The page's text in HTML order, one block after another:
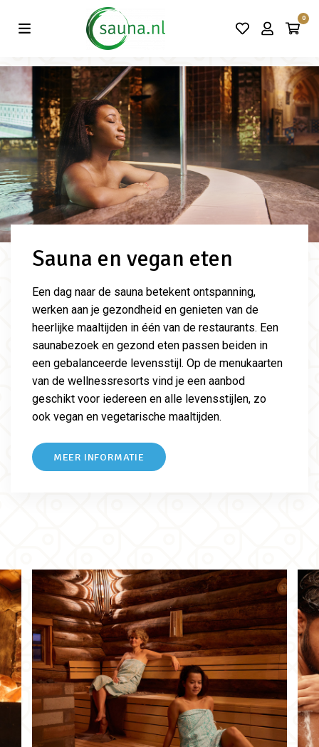
0
Vind de beste acties in één klik!
Sauna en vegan eten
Een dag naar de sauna betekent ontspanning,
werken aan je gezondheid en genieten van de
heerlijke maaltijden in één van de restaurants. Een
saunabezoek en gezond eten passen beiden in
een gebalanceerde levensstijl. Op de menukaarten
van de wellnessresorts vind je een aanbod
geschikt voor iedereen en alle levensstijlen, zo
ook vegan en vegetarische maaltijden.
MEER INFORMATIE